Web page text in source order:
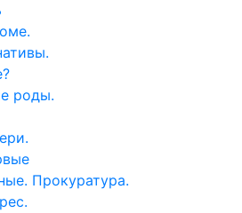
роды.
Прокуратура.